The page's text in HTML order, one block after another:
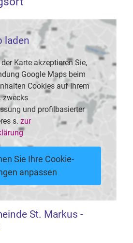
laden
Karte akzeptieren Sie,
Google Maps beim
Cookies auf Ihrem
zwecks
und profilbasierter
s. zur
Sie Ihre Cookie-
anpassen
St. Markus -